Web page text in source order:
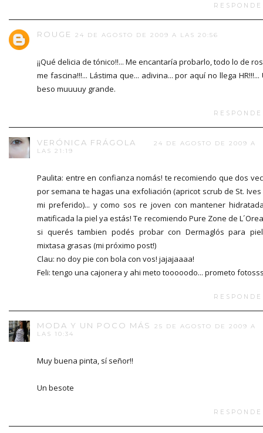
ROUGE 24 DE AGOSTO DE 2009 A LAS 20:56
¡¡Qué delicia de tónico!!... Me encantaría probarlo, todo lo de
me fascina!!!... Lástima que... adivina... por aquí no llega HR!!!...
beso muuuuy grande.
VERÓNICA FRÁGOLA
24 DE AGOSTO DE 2009 A
LAS 21:19
Paulita: entre en confianza nomás! te recomiendo que dos
por semana te hagas una exfoliación (apricot scrub de St. Ives
mi preferido)... y como sos re joven con mantener
matificada la piel ya estás! Te recomiendo Pure Zone de
si querés tambien podés probar con Dermaglós para
mixtasa grasas (mi próximo post!)
Clau: no doy pie con bola con vos! jajajaaaa!
Feli: tengo una cajonera y ahi meto tooooodo... prometo
MODA Y UN POCO MÁS
25 DE AGOSTO DE 2009 A
LAS 10:34
Muy buena pinta, sí señor!!
Un besote